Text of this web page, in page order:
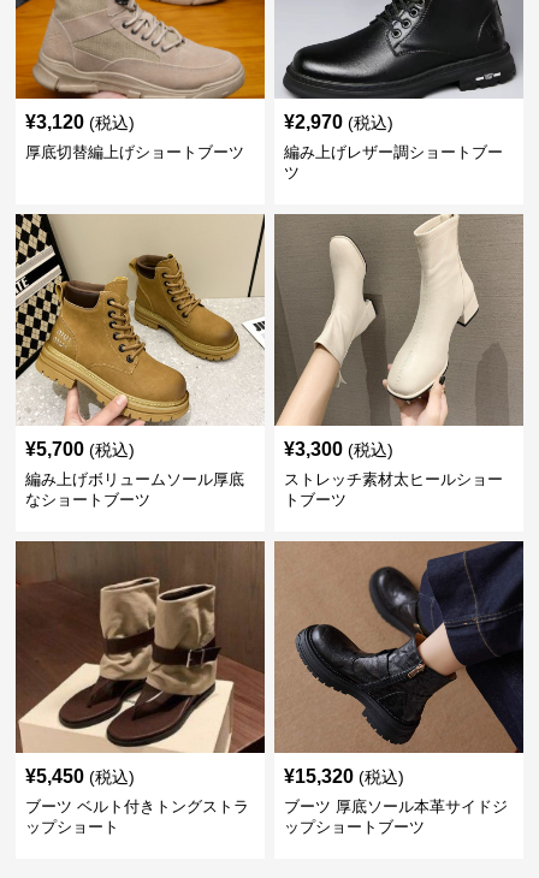
¥3,120 (税込)
厚底切替編上げショートブーツ
¥2,970 (税込)
編み上げレザー調ショートブー
ツ
¥5,700 (税込)
編み上げボリュームソール厚底
なショートブーツ
¥3,300 (税込)
ストレッチ素材太ヒールショー
トブーツ
¥5,450 (税込)
ブーツ ベルト付きトングストラ
ップショート
¥15,320 (税込)
ブーツ 厚底ソール本革サイドジ
ップショートブーツ